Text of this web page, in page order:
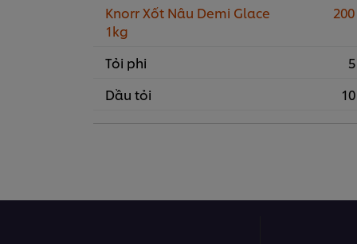
Knorr Xốt Nâu Demi Glace
1kg
Tỏi phi
Dầu tỏi